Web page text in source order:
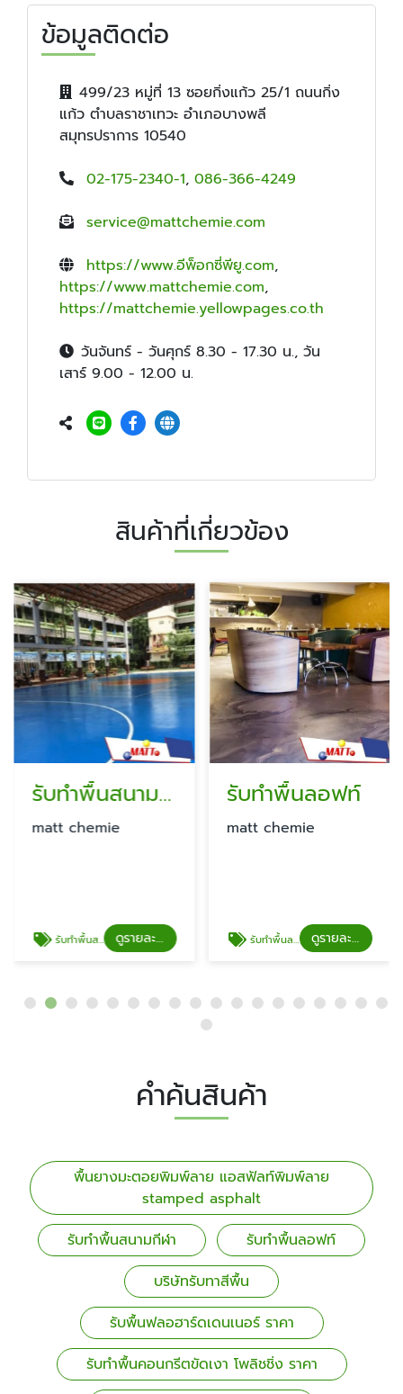
ข้อมูลติดต่อ
499/23 หมู่ที่ 13 ซอยกิ่งแก้ว 25/1 ถนนกิ่ง
แก้ว ตำบลราชาเทวะ อำเภอบางพลี
สมุทรปราการ 10540
02-175-2340-1, 086-366-4249
service@mattchemie.com
https://www.อีพ็อกซี่พียู.com,
https://www.mattchemie.com,
https://mattchemie.yellowpages.co.th
วันจันทร์ - วันศุกร์ 8.30 - 17.30 น., วัน
เสาร์ 9.00 - 12.00 น.
สินค้าที่เกี่ยวข้อง
รับทำพื้นสนามกีฬา
matt chemie
รับทำพื้นสนามกีฬา ดูรายละเอียด
รับทำพื้นลอฟท์
matt chemie
รับทำพื้นลอฟท์ ดูรายละเอียด
คำค้นสินค้า
พื้นยางมะตอยพิมพ์ลาย แอสฟัลท์พิมพ์ลาย
stamped asphalt
รับทำพื้นสนามกีฬา
รับทำพื้นลอฟท์
บริษัทรับทาสีพื้น
รับพื้นฟลอฮาร์ดเดนเนอร์ ราคา
รับทำพื้นคอนกรีตขัดเงา โพลิชชิ่ง ราคา